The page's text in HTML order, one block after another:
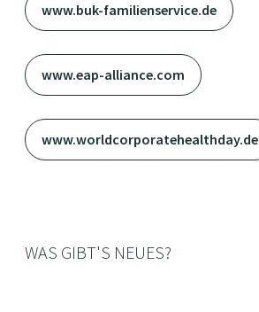
www.buk-familienservice.de
www.eap-alliance.com
www.worldcorporatehealthday.de
WAS GIBT'S NEUES?